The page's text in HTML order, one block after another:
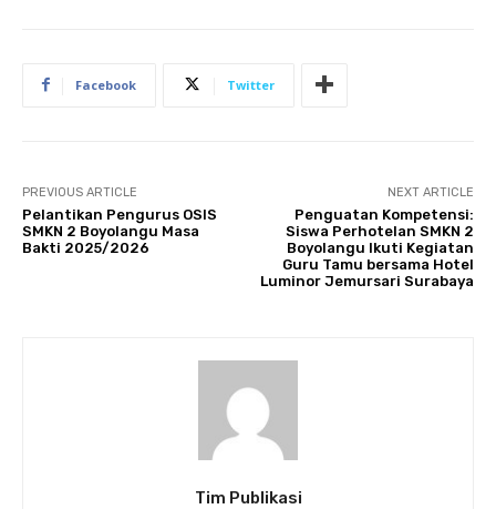
Facebook Twitter
PREVIOUS ARTICLE
Pelantikan Pengurus OSIS
SMKN 2 Boyolangu Masa
Bakti 2025/2026
NEXT ARTICLE
Penguatan Kompetensi:
Siswa Perhotelan SMKN 2
Boyolangu Ikuti Kegiatan
Guru Tamu bersama Hotel
Luminor Jemursari Surabaya
Tim Publikasi